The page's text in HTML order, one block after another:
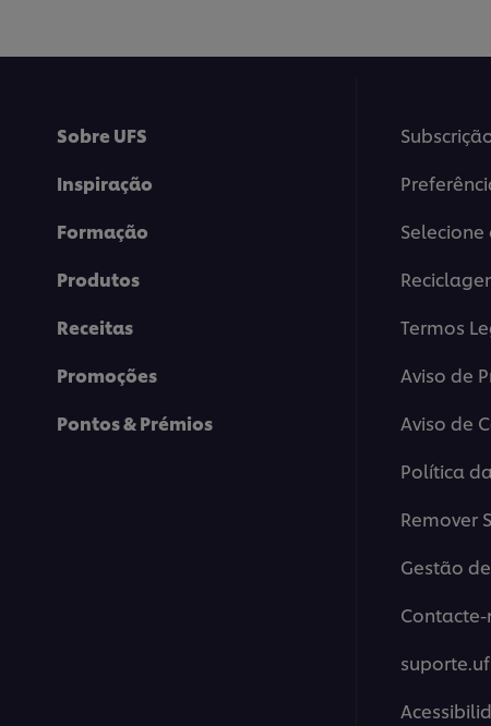
Sobre UFS
Inspiração
Formação
Produtos
Receitas
Promoções
Pontos & Prémios
Selecione
Termos
Aviso de
Aviso de
Política
Remover
Gestão
Contacte-